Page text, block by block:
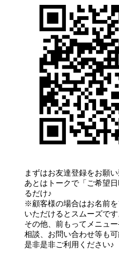
まずはお友達登録をお願い
あとはトークで「ご希望
るだけ♪
※顧客様の場合はお名前
いただけるとスムーズです
その他、前もってメニュ
相談、お問い合わせ等も可
是非是非ご利用ください♪